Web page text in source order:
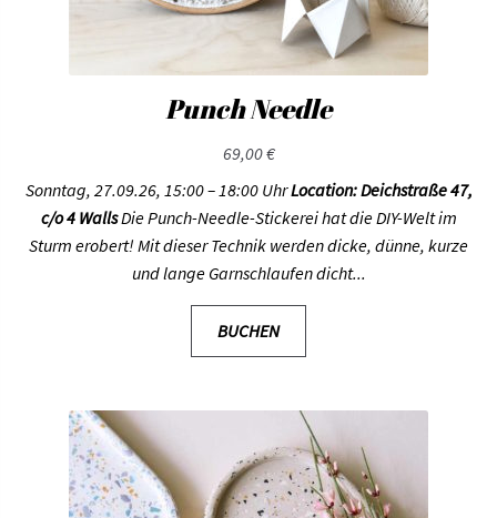
Punch Needle
69,00€
Sonntag, 27.09.26, 15:00 – 18:00 UhrLocation: Deichstraße 47,
c/o 4 WallsDie Punch-Needle-Stickerei hat die DIY-Welt im
Sturm erobert! Mit dieser Technik werden dicke, dünne, kurze
und lange Garnschlaufen dicht...
BUCHEN